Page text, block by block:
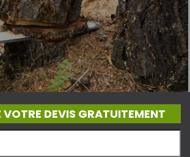
VOTRE DEVIS GRATUITEMENT